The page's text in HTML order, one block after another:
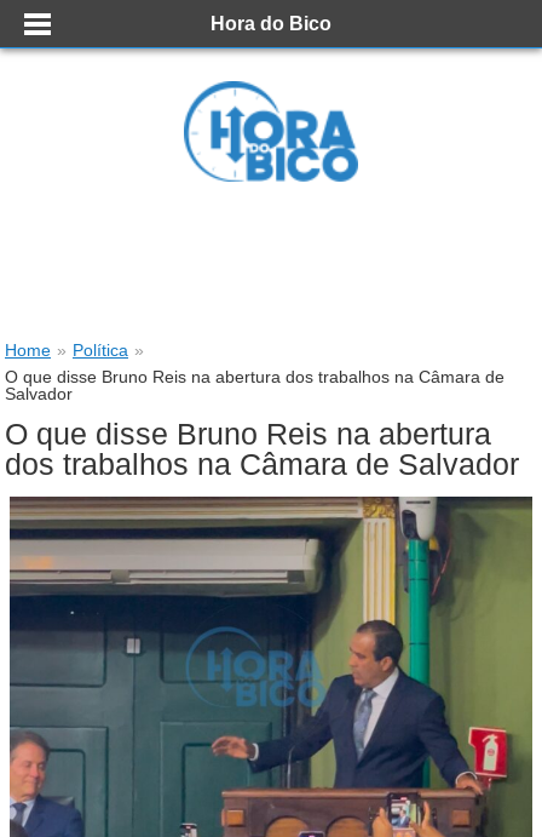
Hora do Bico
Home » Política »
O que disse Bruno Reis na abertura dos trabalhos na Câmara de
Salvador
O que disse Bruno Reis na abertura
dos trabalhos na Câmara de Salvador